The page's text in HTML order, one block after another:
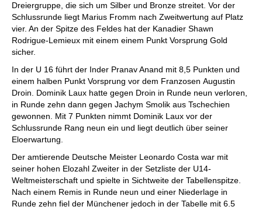
Dreiergruppe, die sich um Silber und Bronze streitet. Vor der
Schlussrunde liegt Marius Fromm nach Zweitwertung auf Platz
vier. An der Spitze des Feldes hat der Kanadier Shawn
Rodrigue-Lemieux mit einem einem Punkt Vorsprung Gold
sicher.
In der U 16 führt der Inder Pranav Anand mit 8,5 Punkten und
einem halben Punkt Vorsprung vor dem Franzosen Augustin
Droin. Dominik Laux hatte gegen Droin in Runde neun verloren,
in Runde zehn dann gegen Jachym Smolik aus Tschechien
gewonnen. Mit 7 Punkten nimmt Dominik Laux vor der
Schlussrunde Rang neun ein und liegt deutlich über seiner
Eloerwartung.
Der amtierende Deutsche Meister Leonardo Costa war mit
seiner hohen Elozahl Zweiter in der Setzliste der U14-
Weltmeisterschaft und spielte in Sichtweite der Tabellenspitze.
Nach einem Remis in Runde neun und einer Niederlage in
Runde zehn fiel der Münchener jedoch in der Tabelle mit 6.5